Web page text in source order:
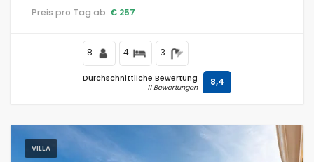
Preis pro Tag ab: € 257
8 4 3
Durchschnittliche Bewertung
11 Bewertungen 8,4
VILLA